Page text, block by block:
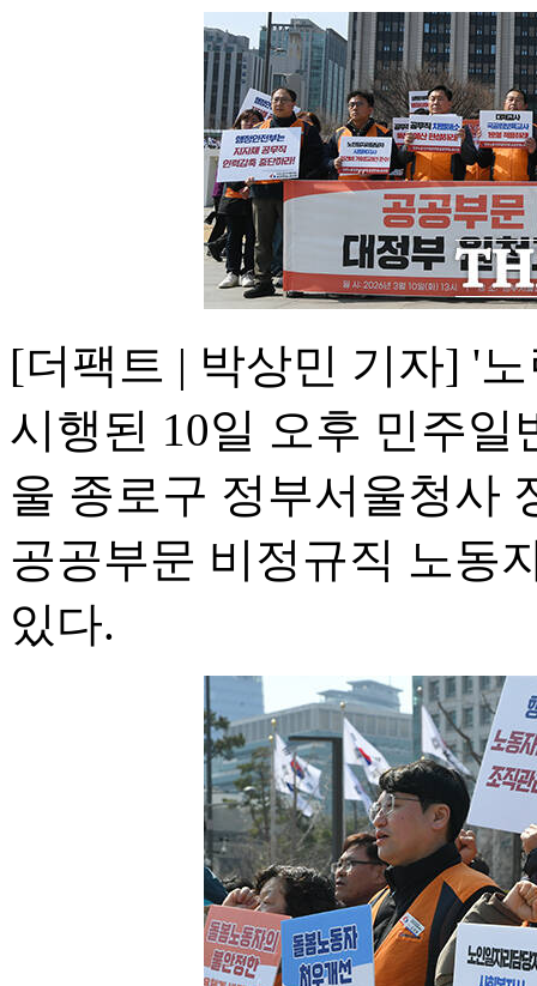
[더팩트 | 박상민 기자] '
시행된 10일 오후 민주
울 종로구 정부서울청사
공공부문 비정규직 노동
있다.